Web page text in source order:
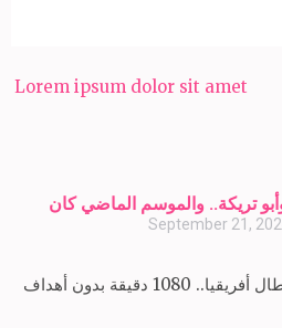
Lorem ipsum dolor sit amet
تريكة.. والموسم الماضي كان
September 21,
[…] شباك الأهلي في دوري أبطال أفريقيا.. 1080 دقيقة بدون أهداف